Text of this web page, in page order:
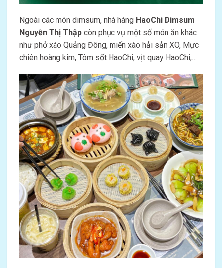
Ngoài các món dimsum, nhà hàng HaoChi Dimsum
Nguyễn Thị Thập còn phục vụ một số món ăn khác
như phở xào Quảng Đông, miến xào hải sản XO, Mực
chiên hoàng kim, Tôm sốt HaoChi, vịt quay HaoChi,…